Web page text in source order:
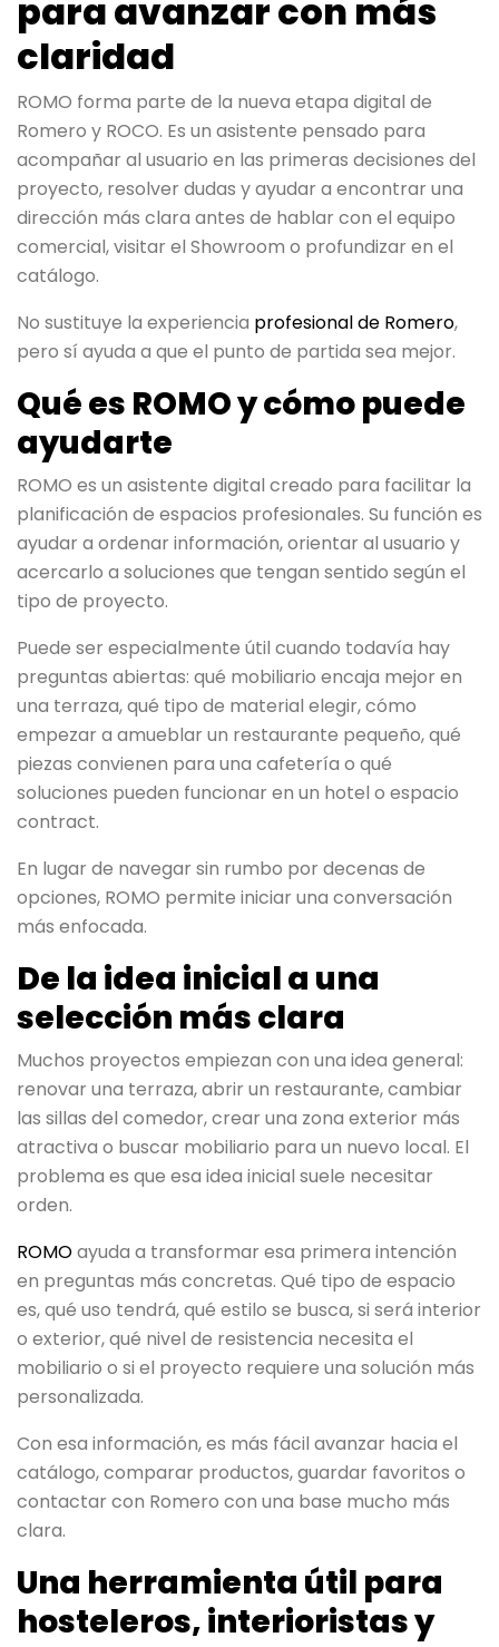
para avanzar con más
claridad
ROMO forma parte de la nueva etapa digital de
Romero y ROCO. Es un asistente pensado para
acompañar al usuario en las primeras decisiones del
proyecto, resolver dudas y ayudar a encontrar una
dirección más clara antes de hablar con el equipo
comercial, visitar el Showroom o profundizar en el
catálogo.
No sustituye la experiencia profesional de Romero,
pero sí ayuda a que el punto de partida sea mejor.
Qué es ROMO y cómo puede
ayudarte
ROMO es un asistente digital creado para facilitar la
planificación de espacios profesionales. Su función es
ayudar a ordenar información, orientar al usuario y
acercarlo a soluciones que tengan sentido según el
tipo de proyecto.
Puede ser especialmente útil cuando todavía hay
preguntas abiertas: qué mobiliario encaja mejor en
una terraza, qué tipo de material elegir, cómo
empezar a amueblar un restaurante pequeño, qué
piezas convienen para una cafetería o qué
soluciones pueden funcionar en un hotel o espacio
contract.
En lugar de navegar sin rumbo por decenas de
opciones, ROMO permite iniciar una conversación
más enfocada.
De la idea inicial a una
selección más clara
Muchos proyectos empiezan con una idea general:
renovar una terraza, abrir un restaurante, cambiar
las sillas del comedor, crear una zona exterior más
atractiva o buscar mobiliario para un nuevo local. El
problema es que esa idea inicial suele necesitar
orden.
ROMOayuda a transformar esa primera intención
en preguntas más concretas. Qué tipo de espacio
es, qué uso tendrá, qué estilo se busca, si será interior
o exterior, qué nivel de resistencia necesita el
mobiliario o si el proyecto requiere una solución más
personalizada.
Con esa información, es más fácil avanzar hacia el
catálogo, comparar productos, guardar favoritos o
contactar con Romero con una base mucho más
clara.
Una herramienta útil para
hosteleros, interioristas y